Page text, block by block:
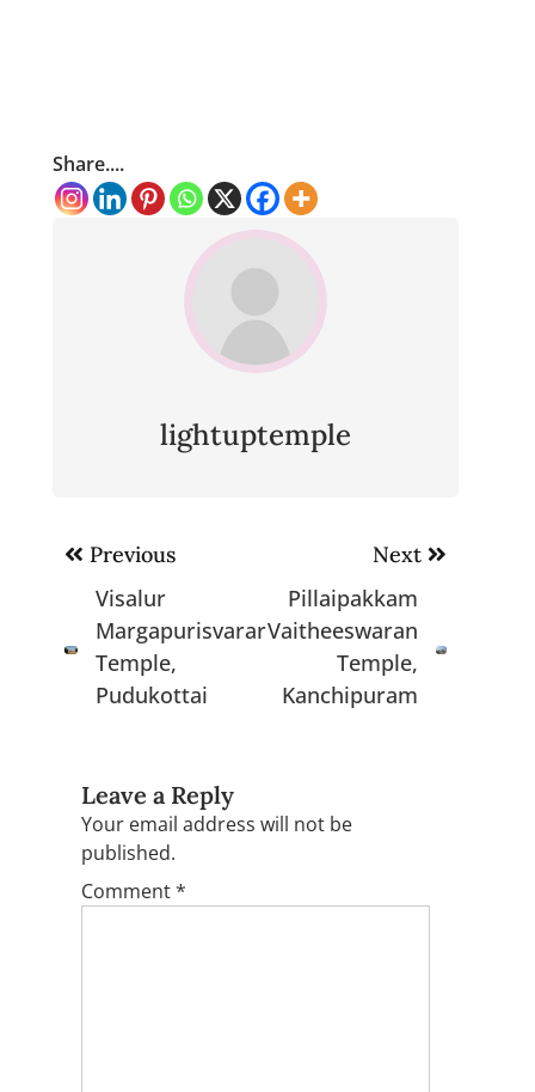
Share....
lightuptemple
Post
navigation
Previous
Visalur
Margapurisvarar
Temple,
Pudukottai
Next
Pillaipakkam
Vaitheeswaran
Temple,
Kanchipuram
Leave a Reply
Your email address will not be
published.
Comment*